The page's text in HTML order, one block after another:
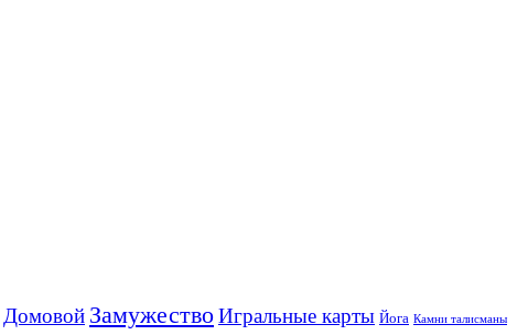
Домовой ЗамужествоИгральные карты Йога Камни талисманы